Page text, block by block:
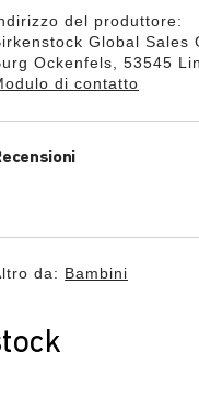
del produttore:
Global Sales
Ockenfels, 53545
di contatto
da: Bambini